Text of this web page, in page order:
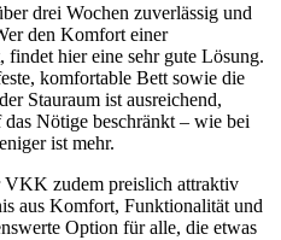
drei Wochen zuverlässig und
den Komfort einer
findet hier eine sehr gute Lösung.
komfortable Bett sowie die
Stauraum ist ausreichend,
Nötige beschränkt – wie bei
ist mehr.
VKK zudem preislich attraktiv
aus Komfort, Funktionalität und
Option für alle, die etwas